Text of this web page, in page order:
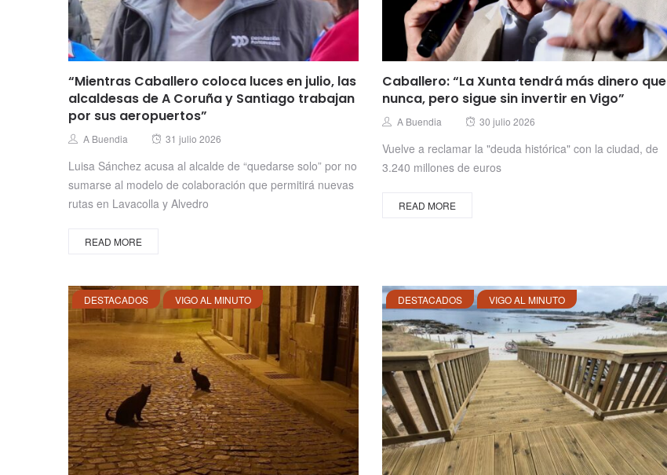
“Mientras Caballero coloca luces en julio, las
alcaldesas de A Coruña y Santiago trabajan
por sus aeropuertos”
Author
A Buendia
Posted
31 julio 2026
Luisa Sánchez acusa al alcalde de “quedarse solo” por no
sumarse al modelo de colaboración que permitirá nuevas
rutas en Lavacolla y Alvedro
READ MORE
Caballero: “La Xunta tendrá más dinero que
nunca, pero sigue sin invertir en Vigo”
Author
A Buendia
Posted
30 julio 2026
Vuelve a reclamar la "deuda histórica" con la ciudad, de
3.240 millones de euros
READ MORE
DESTACADOS VIGO AL MINUTO DESTACADOS VIGO AL MINUTO